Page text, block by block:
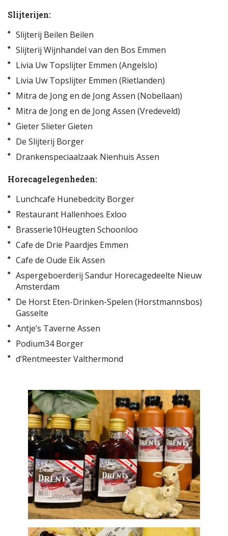
Slijterijen:
Slijterij Beilen Beilen
Slijterij Wijnhandel van den Bos Emmen
Livia Uw Topslijter Emmen (Angelslo)
Livia Uw Topslijter Emmen (Rietlanden)
Mitra de Jong en de Jong Assen (Nobellaan)
Mitra de Jong en de Jong Assen (Vredeveld)
Gieter Slieter Gieten
De Slijterij Borger
Drankenspeciaalzaak Nienhuis Assen
Horecagelegenheden:
Lunchcafe Hunebedcity Borger
Restaurant Hallenhoes Exloo
Brasserie10Heugten Schoonloo
Cafe de Drie Paardjes Emmen
Cafe de Oude Eik Assen
Aspergeboerderij Sandur Horecagedeelte Nieuw
Amsterdam
De Horst Eten-Drinken-Spelen (Horstmannsbos)
Gasselte
Antje’s Taverne Assen
Podium34 Borger
d’Rentmeester Valthermond